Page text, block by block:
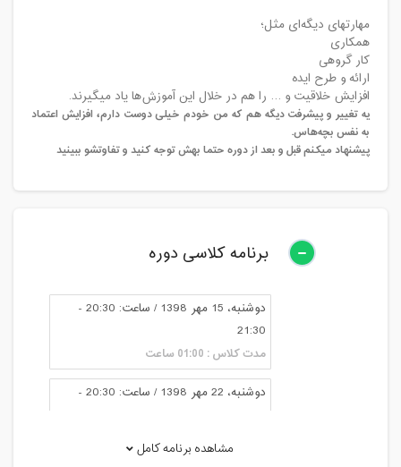
مهارتهای دیگه‌ای مثل؛
همکاری
کار گروهی
ارائه و طرح ایده
افزایش خلاقیت و … را هم در خلال این آموزش‌ها یاد میگیرند.
یه تغییر و پیشرفت دیگه هم که من خودم خیلی دوست دارم، افزایش اعتماد
به نفس بچه‌هاس.
پیشنهاد میکنم قبل و بعد از دوره حتما بهش توجه کنید و تفاوتشو ببینید
برنامه کلاسی دوره
دوشنبه، 15 مهر 1398 / ساعت: 20:30 -
21:30
مدت کلاس : 01:00 ساعت
دوشنبه، 22 مهر 1398 / ساعت: 20:30 -
مدت کلاس : 01:00 ساعتمشاهده برنامه کامل